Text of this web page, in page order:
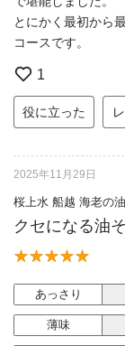
とにかく最初から
コースです。
1
役に立った
2025年11月29日
桜上水 船越 海老の
クセになる油
あっさり
薄味